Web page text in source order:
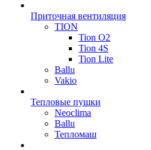
Приточная вентиляция
TION
Tion O2
Tion 4S
Tion Lite
Ballu
Vakio
Тепловые пушки
Neoclima
Ballu
Тепломаш